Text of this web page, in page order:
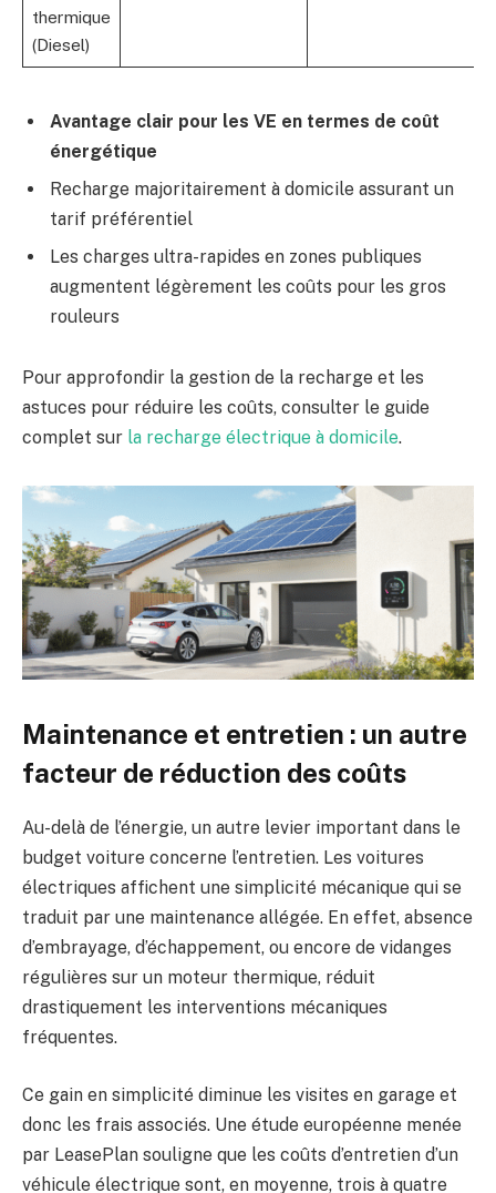
thermique
(Diesel)
Avantage clair pour les VE en termes de coût
énergétique
Recharge majoritairement à domicile assurant un
tarif préférentiel
Les charges ultra-rapides en zones publiques
augmentent légèrement les coûts pour les gros
rouleurs
Pour approfondir la gestion de la recharge et les
astuces pour réduire les coûts, consulter le guide
complet sur la recharge électrique à domicile.
Maintenance et entretien : un autre
facteur de réduction des coûts
Au-delà de l’énergie, un autre levier important dans le
budget voiture concerne l’entretien. Les voitures
électriques affichent une simplicité mécanique qui se
traduit par une maintenance allégée. En effet, absence
d’embrayage, d’échappement, ou encore de vidanges
régulières sur un moteur thermique, réduit
drastiquement les interventions mécaniques
fréquentes.
Ce gain en simplicité diminue les visites en garage et
donc les frais associés. Une étude européenne menée
par LeasePlan souligne que les coûts d’entretien d’un
véhicule électrique sont, en moyenne, trois à quatre